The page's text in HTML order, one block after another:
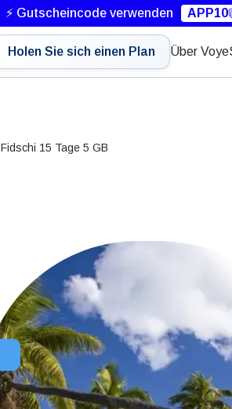
⚡ Gutscheincode verwenden APP10
Holen Sie sich einen Plan Über Voye
Fidschi 15 Tage 5 GB